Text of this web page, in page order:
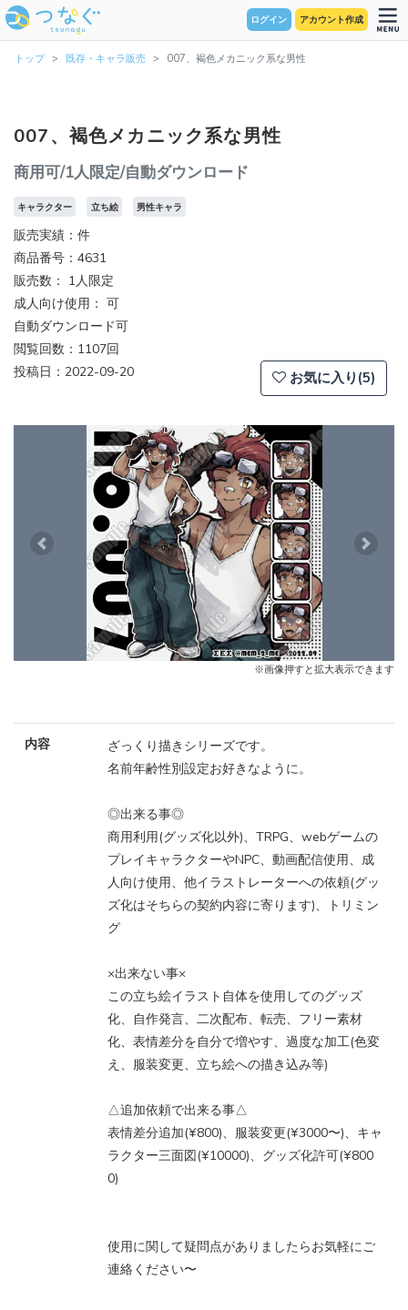
ログイン アカウント作成
トップ 既存・キャラ販売 007、褐色メカニック系な男性
007、褐色メカニック系な男性
商用可/1人限定/自動ダウンロード
キャラクター 立ち絵 男性キャラ
販売実績：件
商品番号：4631
販売数： 1人限定
成人向け使用： 可
自動ダウンロード可
閲覧回数：1107回
投稿日：2022-09-20
お気に入り(5)
Previous Next
※画像押すと拡大表示できます
内容
ざっくり描きシリーズです。
名前年齢性別設定お好きなように。
◎出来る事◎
商用利用(グッズ化以外)、TRPG、webゲームの
プレイキャラクターやNPC、動画配信使用、成
人向け使用、他イラストレーターへの依頼(グッ
ズ化はそちらの契約内容に寄ります)、トリミン
グ
×出来ない事×
この立ち絵イラスト自体を使用してのグッズ
化、自作発言、二次配布、転売、フリー素材
化、表情差分を自分で増やす、過度な加工(色変
え、服装変更、立ち絵への描き込み等)
△追加依頼で出来る事△
表情差分追加(¥800)、服装変更(¥3000〜)、キャ
ラクター三面図(¥10000)、グッズ化許可(¥800
0)
使用に関して疑問点がありましたらお気軽にご
連絡ください〜